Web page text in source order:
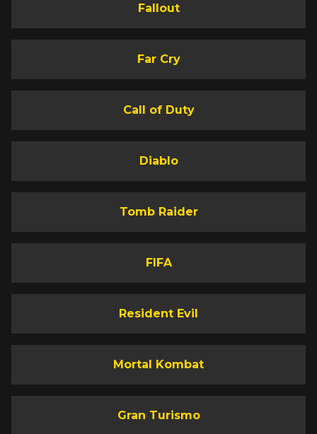
Fallout
Far Cry
Call of Duty
Diablo
Tomb Raider
FIFA
Resident Evil
Mortal Kombat
Gran Turismo